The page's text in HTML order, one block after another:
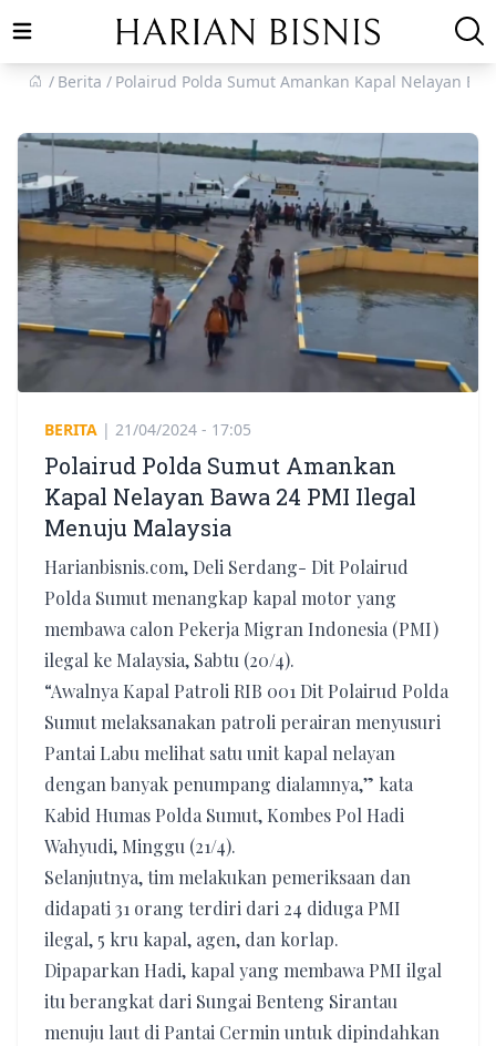
Open main menu
Berita
Polairud Polda Sumut Amankan Kapal Nelayan
BERITA | 21/04/2024 - 17:05
Polairud Polda Sumut Amankan
Kapal Nelayan Bawa 24 PMI Ilegal
Menuju Malaysia
Harianbisnis.com, Deli Serdang- Dit Polairud
Polda Sumut menangkap kapal motor yang
membawa calon Pekerja Migran Indonesia (PMI)
ilegal ke Malaysia, Sabtu (20/4).
“Awalnya Kapal Patroli RIB 001 Dit Polairud Polda
Sumut melaksanakan patroli perairan menyusuri
Pantai Labu melihat satu unit kapal nelayan
dengan banyak penumpang dialamnya,” kata
Kabid Humas Polda Sumut, Kombes Pol Hadi
Wahyudi, Minggu (21/4).
Selanjutnya, tim melakukan pemeriksaan dan
didapati 31 orang terdiri dari 24 diduga PMI
ilegal, 5 kru kapal, agen, dan korlap.
Dipaparkan Hadi, kapal yang membawa PMI ilgal
itu berangkat dari Sungai Benteng Sirantau
menuju laut di Pantai Cermin untuk dipindahkan